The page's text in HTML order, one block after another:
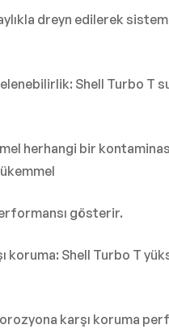
dreyn edilerek
Shell Turbo T
herhangi bir
gösterir.
koruma: Shell Turbo T
karşı koruma